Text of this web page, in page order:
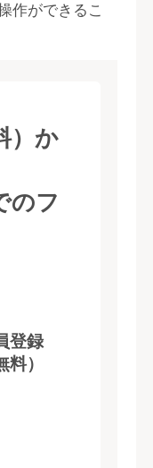
作ができるこ
）か
のフ
登録
料）